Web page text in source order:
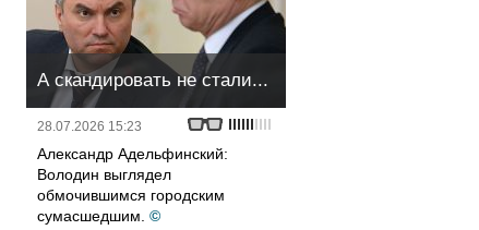
А скандировать не стали...
28.07.2026 15:23
Александр Адельфинский:
Володин выглядел
обмочившимся городским
сумасшедшим. ©